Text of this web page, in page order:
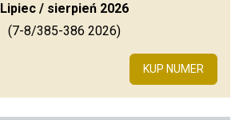
Lipiec / sierpień 2026
(7-8/385-386 2026)
KUP NUMER